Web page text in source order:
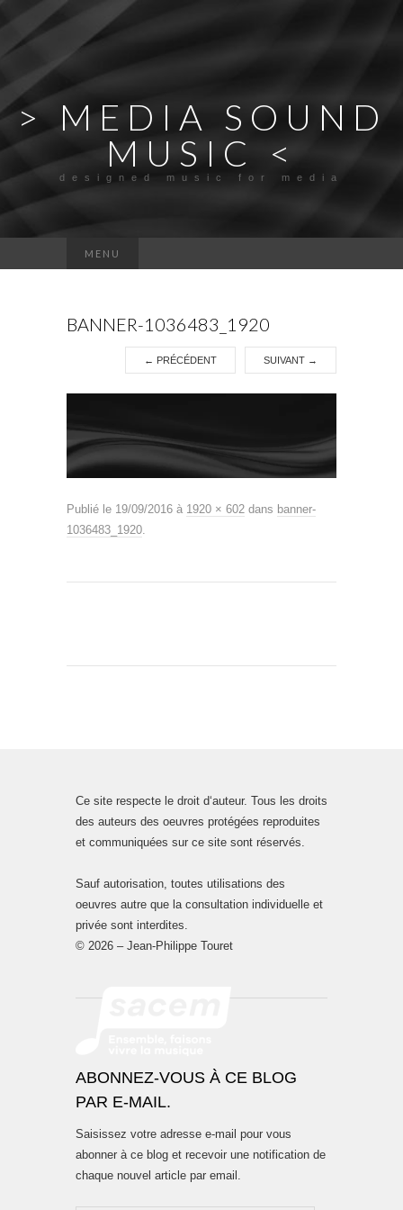
> MEDIA SOUND
MUSIC <
designed music for media
MENU
BANNER-1036483_1920
← PRÉCÉDENT SUIVANT →
Publié le 19/09/2016 à 1920 × 602 dans banner-
1036483_1920.
Ce site respecte le droit d‘auteur. Tous les droits
des auteurs des oeuvres protégées reproduites
et communiquées sur ce site sont réservés.
Sauf autorisation, toutes utilisations des
oeuvres autre que la consultation individuelle et
privée sont interdites.
© 2026 – Jean-Philippe Touret
ABONNEZ-VOUS À CE BLOG
PAR E-MAIL.
Saisissez votre adresse e-mail pour vous
abonner à ce blog et recevoir une notification de
chaque nouvel article par email.